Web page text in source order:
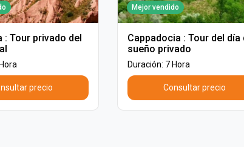
: Tour privado del
precio
Mejor vendido
Cappadocia : Tour del día
sueño privado
Duración: 7 Hora
Consultar precio